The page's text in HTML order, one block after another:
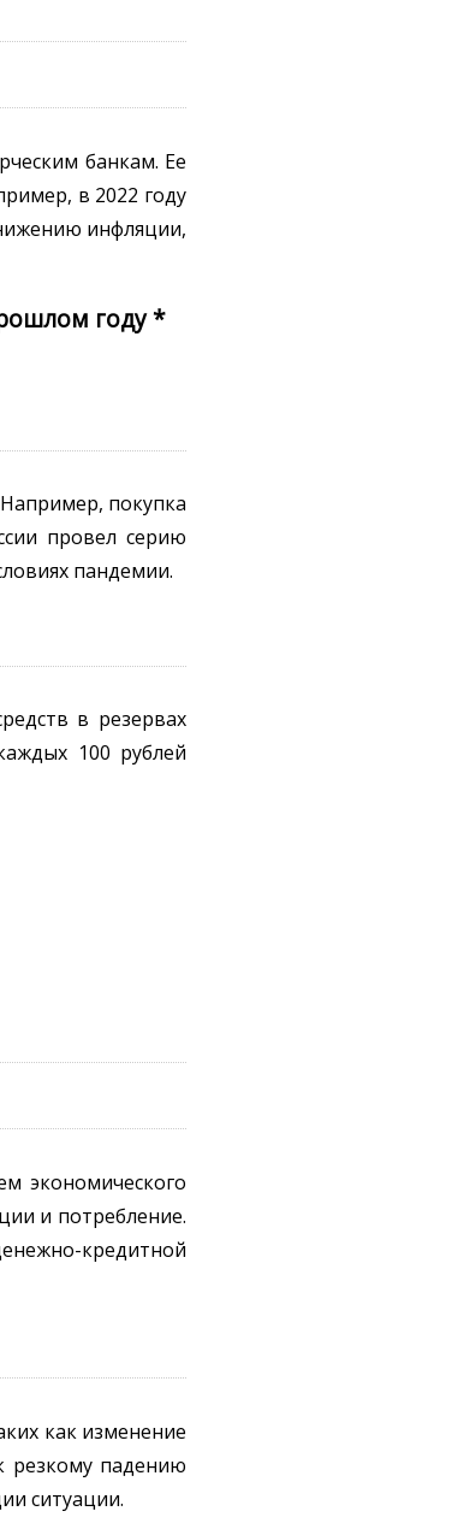
банкам. Ее
в 2022 году
инфляции,
году *
покупка
провел серию
пандемии.
в резервах
100 рублей
экономического
и потребление.
кредитной
как изменение
резкому падению
ситуации.